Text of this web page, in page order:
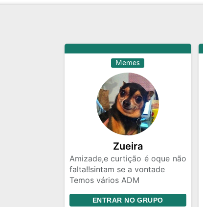
Memes
Zueira
Amizade,e curtição é oque não
falta!!sintam se a vontade
Temos vários ADM
vindos,contamos com todos
ENTRAR NO GRUPO